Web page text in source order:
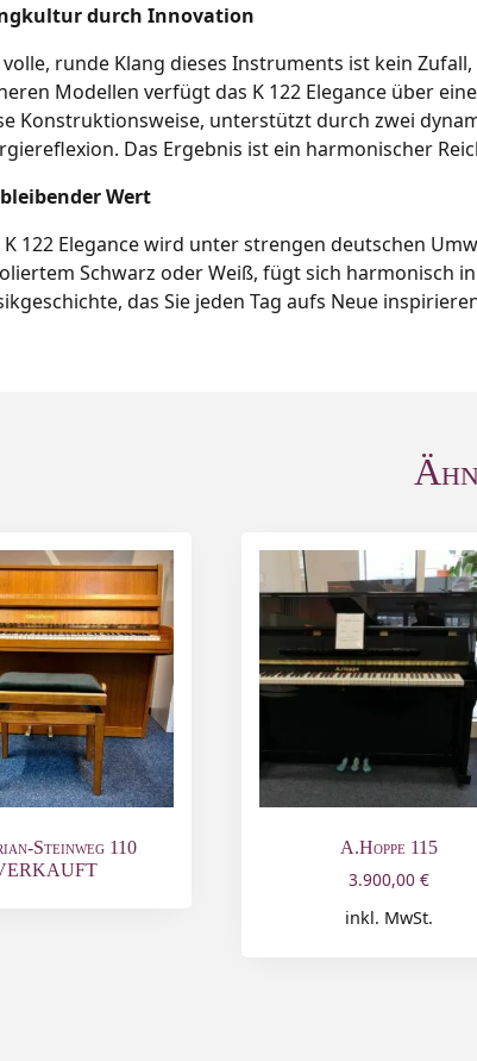
durch Innovation
runde Klang dieses Instruments ist kein
Modellen verfügt das K 122 Elegance über
Konstruktionsweise, unterstützt durch zwei
Das Ergebnis ist ein harmonischer
Wert
K 122 Elegance wird unter strengen deutschen
Schwarz oder Weiß, fügt sich harmonisch
das Sie jeden Tag aufs Neue
Steinweg 110
A.Hoppe 115
3.900,00 €
inkl. MwSt.